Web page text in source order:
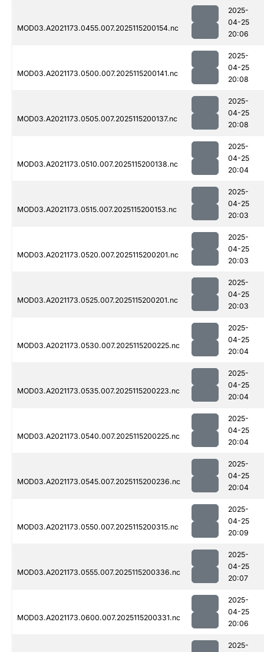
MOD03.A2021173.0455.007.2025115200154.nc
2025-
04-25
20:06
MOD03.A2021173.0500.007.2025115200141.nc
2025-
04-25
20:08
MOD03.A2021173.0505.007.2025115200137.nc
2025-
04-25
20:08
MOD03.A2021173.0510.007.2025115200138.nc
2025-
04-25
20:04
MOD03.A2021173.0515.007.2025115200153.nc
2025-
04-25
20:03
MOD03.A2021173.0520.007.2025115200201.nc
2025-
04-25
20:03
MOD03.A2021173.0525.007.2025115200201.nc
2025-
04-25
20:03
MOD03.A2021173.0530.007.2025115200225.nc
2025-
04-25
20:04
MOD03.A2021173.0535.007.2025115200223.nc
2025-
04-25
20:04
MOD03.A2021173.0540.007.2025115200225.nc
2025-
04-25
20:04
MOD03.A2021173.0545.007.2025115200236.nc
2025-
04-25
20:04
MOD03.A2021173.0550.007.2025115200315.nc
2025-
04-25
20:09
MOD03.A2021173.0555.007.2025115200336.nc
2025-
04-25
20:07
MOD03.A2021173.0600.007.2025115200331.nc
2025-
04-25
20:06
2025-